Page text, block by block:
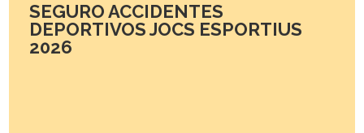
SEGURO ACCIDENTES
DEPORTIVOS JOCS ESPORTIUS
2026